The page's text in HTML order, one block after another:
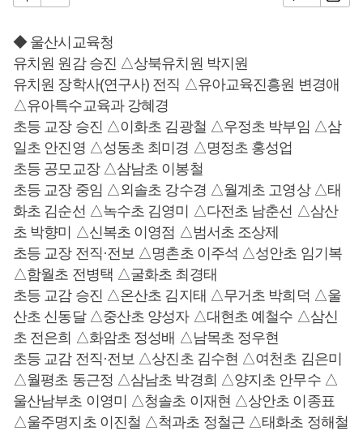
◆ 울산시교육청
유치원 원감 승진 △상북유치원 박지원
유치원 장학사(연구사) 전직 △유아교육진흥원 변경애
△유아특수교육과 강혜경
초등 교장 승진 △이화초 김광철 △우정초 박부임 △삼
일초 안진영 △성동초 최미경 △명정초 홍성업
초등 공모교장 △삼남초 이봉철
초등 교장 중임 △외솔초 강수경 △월계초 고영상 △태
화초 김순선 △녹수초 김영미 △다전초 남춘선 △삼산
초 박향미 △신복초 이영점 △범서초 조상제
초등 교장 전직·전보 △명촌초 이주석 △성안초 임기복
△함월초 전병택 △굴화초 최경태
초등 교감 승진 △온산초 김지태 △무거초 박희덕 △울
산초 신동달 △중산초 양성자 △대현초 예철수 △삼신
초 전은희 △화암초 정성배 △남목초 정우현
초등 교감 전직·전보 △상진초 김수현 △여천초 김은미
△월평초 동근정 △삼남초 박경희 △양지초 안무수 △
울산남부초 이영미 △청솔초 이재현 △상안초 이종표
△울주명지초 이진철 △척과초 정철근 △태화초 정해철